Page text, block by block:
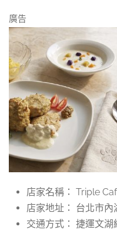
廣告
店家名稱： Triple
店家地址： 台北市內
交通方式： 捷運文